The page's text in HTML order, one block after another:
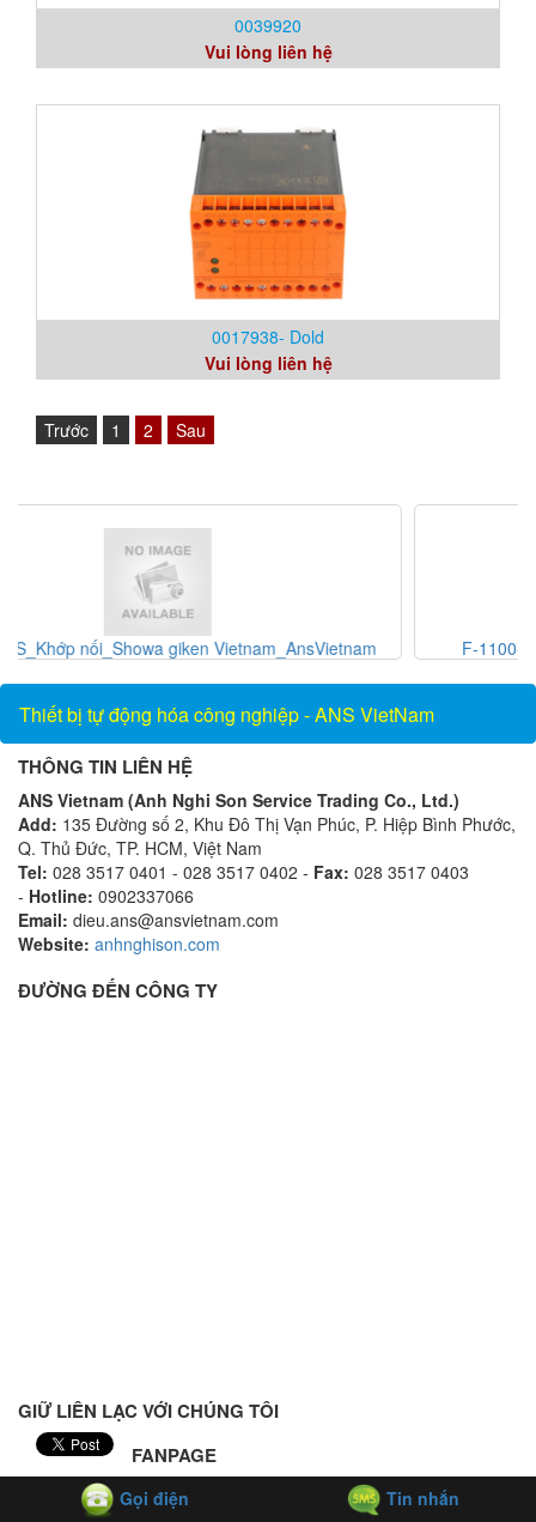
0039920
Vui lòng liên hệ
0017938- Dold
Vui lòng liên hệ
Trước 1 2 Sau
F-1100-10-E5-1221_Thiết bị đo lưu lượng_ONICON
Thiết bị tự động hóa công nghiệp - ANS VietNam
THÔNG TIN LIÊN HỆ
ANS Vietnam (Anh Nghi Son Service Trading Co., Ltd.)
Add: 135 Đường số 2, Khu Đô Thị Vạn Phúc, P. Hiệp Bình Phước,
Q. Thủ Đức, TP. HCM, Việt Nam
Tel: 028 3517 0401 - 028 3517 0402 - Fax: 028 3517 0403
- Hotline: 0902337066
Email: dieu.ans@ansvietnam.com
Website: anhnghison.com
ĐƯỜNG ĐẾN CÔNG TY
GIỮ LIÊN LẠC VỚI CHÚNG TÔI
FANPAGE
Gọi điện Tin nhắn